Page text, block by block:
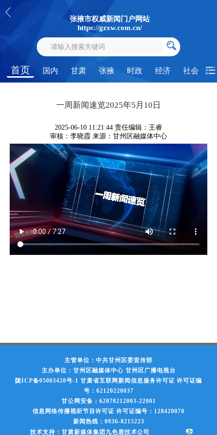
张掖市权威新闻门户网站
https://gzxw.com.cn/
首页 国内 甘肃 张掖 时政 经济 社会
一周新闻速览2025年5月10日
2025-06-10 11:21:44 责任编辑：王睿
审核：李晓霞 来源：甘州区融媒体中心
主管单位：中共甘州区委宣传部
主办单位：甘州区融媒体中心 甘州区广播电视台
陇ICP备05003420号-1 甘肃省互联网新闻信息服务许可证 许可证编
号：62120220037
甘公网安备：62070212003-22001
信息网络传播视听节目许可证 许可证编号：128420070
新闻热线：0936-8215223
技术支持：甘肃新媒体集团九色鹿技术公司